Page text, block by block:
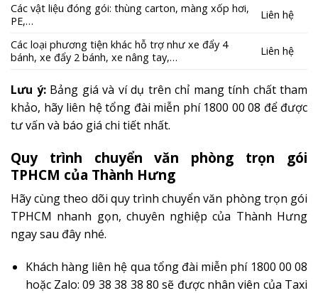
Các vật liệu đóng gói: thùng carton, màng xốp hơi,
PE,…
Liên hệ
Các loại phương tiện khác hỗ trợ như xe đẩy 4
bánh, xe đẩy 2 bánh, xe nâng tay,…
Liên hệ
Lưu ý: Bảng giá và ví dụ trên chỉ mang tính chất tham
khảo, hãy liên hệ tổng đài miễn phí 1800 00 08 để được
tư vấn và báo giá chi tiết nhất.
Quy trình chuyển văn phòng trọn gói
TPHCM của Thành Hưng
Hãy cùng theo dõi quy trình chuyển văn phòng trọn gói
TPHCM nhanh gọn, chuyên nghiệp của Thành Hưng
ngay sau đây nhé.
Khách hàng liên hệ qua tổng đài miễn phí 1800 00 08
hoặc Zalo: 09 38 38 38 80 sẽ được nhân viên của Taxi